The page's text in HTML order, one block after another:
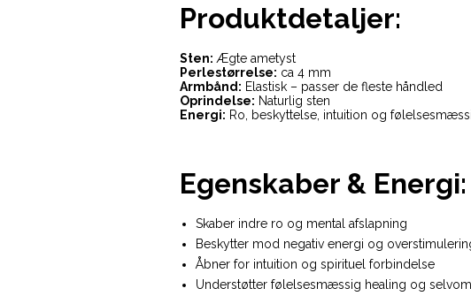
Produktdetaljer:
Sten: Ægte ametyst
Perlestørrelse: ca 4 mm
Armbånd: Elastisk – passer de fleste håndled
Oprindelse: Naturlig sten
Energi: Ro, beskyttelse, intuition og
Egenskaber & Energi:
Skaber indre ro og mental afslapning
Beskytter mod negativ energi og
Åbner for intuition og spirituel forbindelse
Understøtter følelsesmæssig healing og